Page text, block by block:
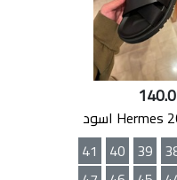
140.0
39
40
41